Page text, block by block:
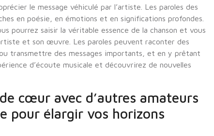
le message véhiculé par l’artiste. Les paroles des
en poésie, en émotions et en significations profondes.
pourrez saisir la véritable essence de la chanson et vous
et son œuvre. Les paroles peuvent raconter des
transmettre des messages importants, et en y prêtant
d’écoute musicale et découvrirez de nouvelles
cœur avec d’autres amateurs
pour élargir vos horizons